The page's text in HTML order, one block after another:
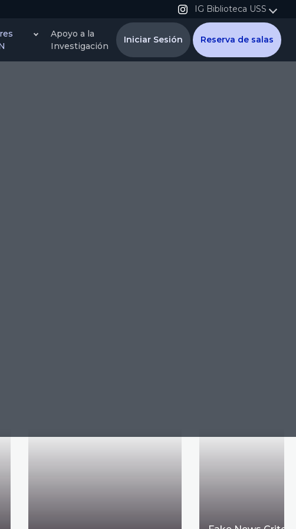
IG Biblioteca USS
Apoyo a la
Investigación
Iniciar Sesión Reserva de salas